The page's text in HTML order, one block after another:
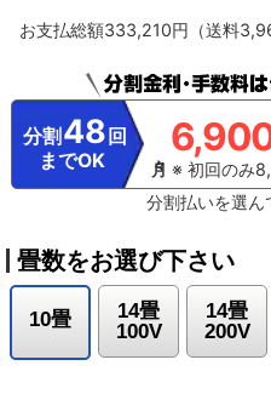
お支払総額333,210円（送料
分割 48 回
までOK
※ 初回のみ
分割払いを選ん
畳数をお選び下さい
10畳
14畳
100V
14畳
200V